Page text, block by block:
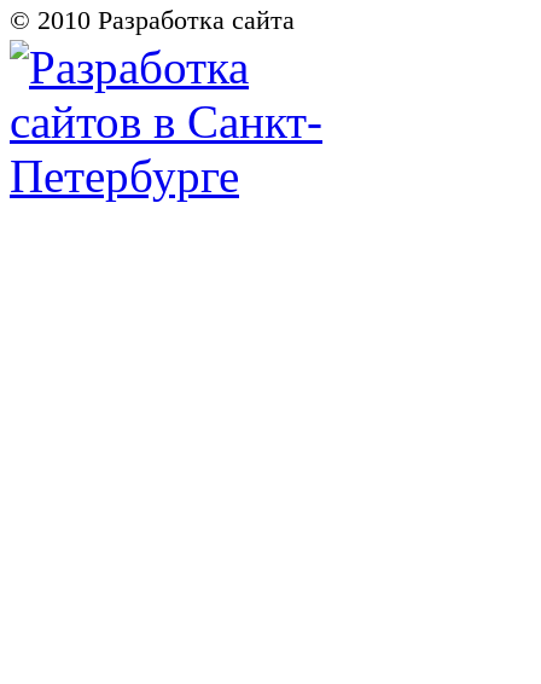
© 2010 Разработка сайта